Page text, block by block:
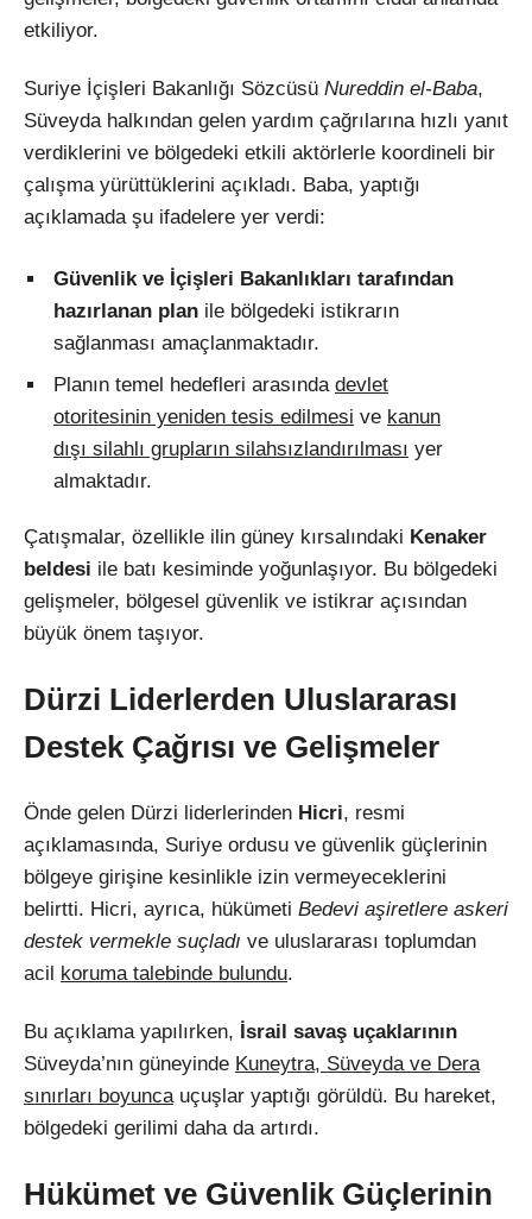
etkiliyor.
Suriye İçişleri Bakanlığı Sözcüsü Nureddin el-Baba,
Süveyda halkından gelen yardım çağrılarına hızlı yanıt
verdiklerini ve bölgedeki etkili aktörlerle koordineli bir
çalışma yürüttüklerini açıkladı. Baba, yaptığı
açıklamada şu ifadelere yer verdi:
Güvenlik ve İçişleri Bakanlıkları tarafından
hazırlanan plan ile bölgedeki istikrarın
sağlanması amaçlanmaktadır.
Planın temel hedefleri arasında devlet
otoritesinin yeniden tesis edilmesi ve kanun
dışı silahlı grupların silahsızlandırılması yer
almaktadır.
Çatışmalar, özellikle ilin güney kırsalındaki Kenaker
beldesi ile batı kesiminde yoğunlaşıyor. Bu bölgedeki
gelişmeler, bölgesel güvenlik ve istikrar açısından
büyük önem taşıyor.
Dürzi Liderlerden Uluslararası
Destek Çağrısı ve Gelişmeler
Önde gelen Dürzi liderlerinden Hicri, resmi
açıklamasında, Suriye ordusu ve güvenlik güçlerinin
bölgeye girişine kesinlikle izin vermeyeceklerini
belirtti. Hicri, ayrıca, hükümeti Bedevi aşiretlere askeri
destek vermekle suçladı ve uluslararası toplumdan
acil koruma talebinde bulundu.
Bu açıklama yapılırken, İsrail savaş uçaklarının
Süveyda’nın güneyinde Kuneytra, Süveyda ve Dera
sınırları boyunca uçuşlar yaptığı görüldü. Bu hareket,
bölgedeki gerilimi daha da artırdı.
Hükümet ve Güvenlik Güçlerinin